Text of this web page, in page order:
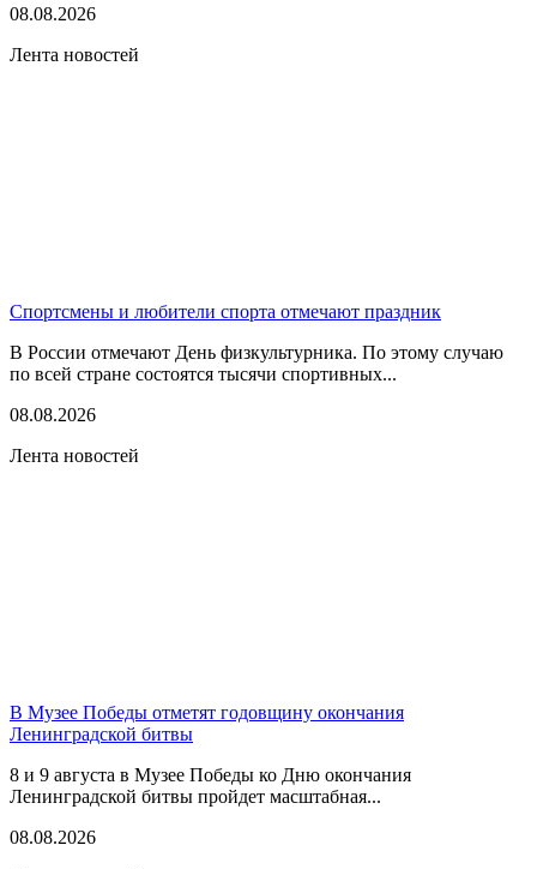
08.08.2026
Лента новостей
Спортсмены и любители спорта отмечают праздник
В России отмечают День физкультурника. По этому случаю
по всей стране состоятся тысячи спортивных...
08.08.2026
Лента новостей
В Музее Победы отметят годовщину окончания
Ленинградской битвы
8 и 9 августа в Музее Победы ко Дню окончания
Ленинградской битвы пройдет масштабная...
08.08.2026